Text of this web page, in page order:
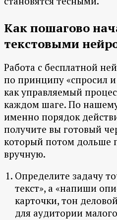
Как пошагово
текстовыми
Работа с бесплатной
по принципу «спросил и
как управляемый
каждом шаге. По
именно порядок
получите вы готовый
который потом дольше
вручную.
Определите задачу
текст», а «напиши
карточки, тон
для аудитории